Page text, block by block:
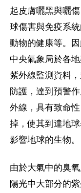
起皮膚曬黑與曬
球傷害與免疫系
動物的健康等。
中央氣象局於各
紫外線監測資料
防護，達到預警
外線，具有致命
掉，使其到達地
影響地球的生物。
由於大氣中的臭
陽光中大部分的